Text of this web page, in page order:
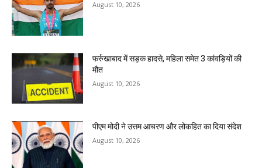
August 10, 2026
फर्रुखाबाद में सड़क हादसे, महिला समेत 3 कांवड़ियों की
मौत
August 10, 2026
पीएम मोदी ने उत्तम आचरण और लोकहित का दिया संदेश
August 10, 2026